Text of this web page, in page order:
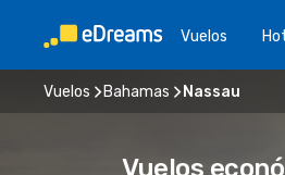
Vuelos
Vuelos Bahamas Nassau
Vuelos